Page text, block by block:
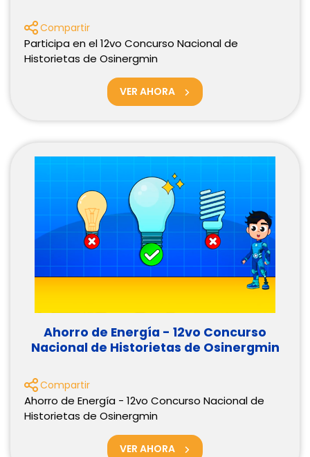
Compartir
Participa en el 12vo Concurso Nacional de
Historietas de Osinergmin
VER AHORA
Ahorro de Energía - 12vo Concurso
Nacional de Historietas de Osinergmin
Compartir
Ahorro de Energía - 12vo Concurso Nacional de
Historietas de Osinergmin
VER AHORA